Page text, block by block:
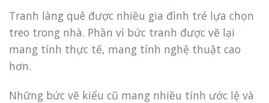
Tranh làng quê được nhiều gia đình trẻ lựa chọn
treo trong nhà. Phần vì bức tranh được vẽ lại
mang tính thực tế, mang tính nghệ thuật cao
hơn.
Những bức vẽ kiểu cũ mang nhiều tính ước lệ và